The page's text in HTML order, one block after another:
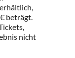
beträgt.
nicht